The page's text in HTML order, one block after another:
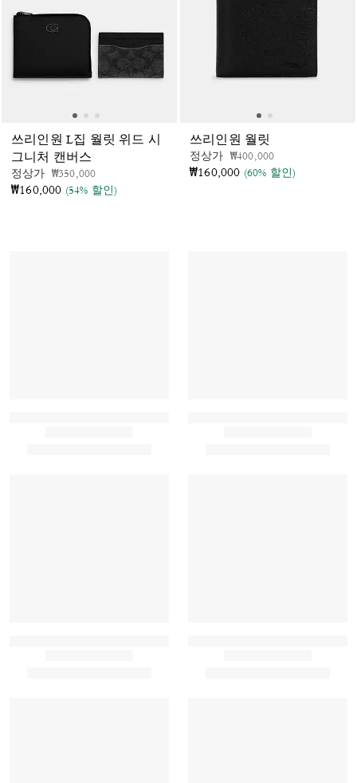
쓰리인원 L집 월릿 위드 시
그니처 캔버스
정상가 가격 인하 전
₩350,000인하됨
₩160,000 (54% 할인)
쓰리인원 월릿
정상가 가격 인하 전
₩400,000인하됨
₩160,000 (60% 할인)